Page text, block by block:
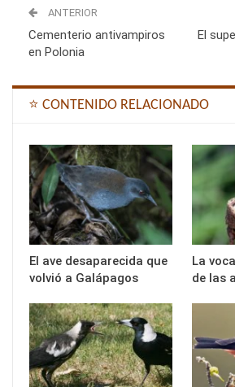
ANTERIOR
Cementerio antivampiros
en Polonia
El
⭐ CONTENIDO RELACIONADO
El ave desaparecida que
volvió a Galápagos
La
de las